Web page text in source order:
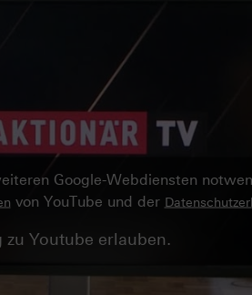
Google-Webdiensten
von YouTube und der
Youtube erlauben.